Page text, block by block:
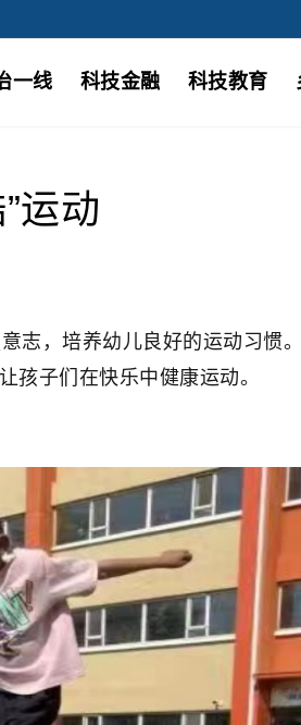
一线 科技金融 科技教育
运动
，培养幼儿良好的运动习惯
孩子们在快乐中健康运动。